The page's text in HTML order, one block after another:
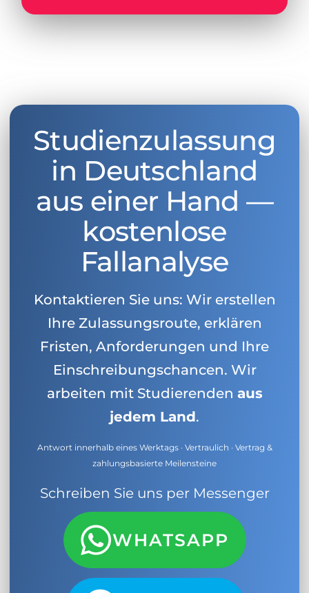
Studienzulassung
in Deutschland
aus einer Hand —
kostenlose
Fallanalyse
Kontaktieren Sie uns: Wir erstellen
Ihre Zulassungsroute, erklären
Fristen, Anforderungen und Ihre
Einschreibungschancen. Wir
arbeiten mit Studierenden aus
jedem Land.
Antwort innerhalb eines Werktags · Vertraulich · Vertrag &
zahlungsbasierte Meilensteine
Schreiben Sie uns per Messenger
WHATSAPP